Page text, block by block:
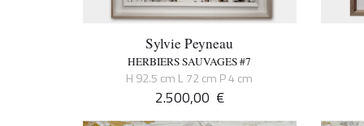
Sylvie Peyneau
HERBIERS SAUVAGES #7
H 92.5 cm L 72 cm P 4 cm
2.500,00 €